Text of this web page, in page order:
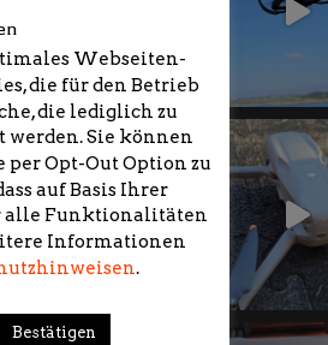
Webseiten-
die für den Betrieb
die lediglich zu
Sie können
Opt-Out Option zu
auf Basis Ihrer
alle Funktionalitäten
Informationen
.
Bestätigen